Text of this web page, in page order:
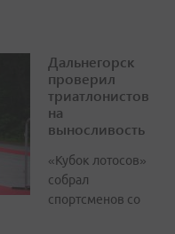
Дальнегорск
проверил
триатлонистов
на
выносливость
«Кубок лотосов»
собрал
спортсменов со